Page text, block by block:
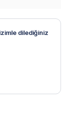
dilediğiniz